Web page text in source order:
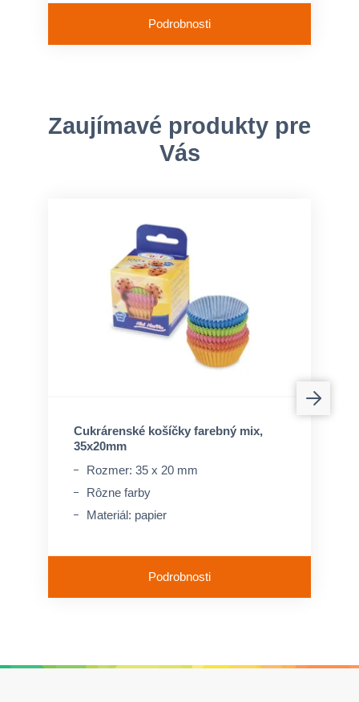
Podrobnosti
Zaujímavé produkty pre
Vás
Cukrárenské košíčky farebný mix,
35x20mm
Rozmer: 35 x 20 mm
Rôzne farby
Materiál: papier
Podrobnosti